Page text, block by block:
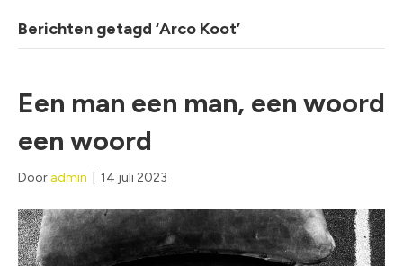
Berichten getagd ‘Arco Koot’
Een man een man, een woord
een woord
Door admin 14 juli 2023